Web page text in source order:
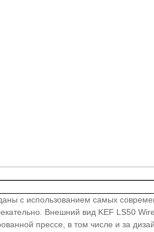
с использованием самых
Внешний вид KEF LS50
прессе, в том числе и за